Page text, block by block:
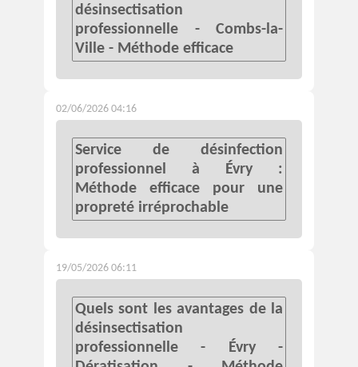
désinsectisation
professionnelle - Combs-la-
Ville - Méthode efficace
02/06/2026 04:16
Service de désinfection
professionnel à Évry :
Méthode efficace pour une
propreté irréprochable
19/05/2026 06:11
Quels sont les avantages de la
désinsectisation
professionnelle - Évry -